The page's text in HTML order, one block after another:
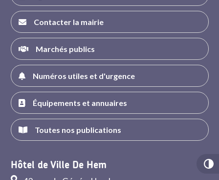
Contacter la mairie
Marchés publics
Numéros utiles et d'urgence
Équipements et annuaires
Toutes nos publications
Hôtel de Ville De Hem